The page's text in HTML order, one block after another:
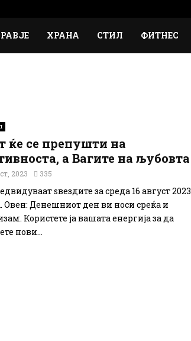
ХРАНА СТИЛ ФИТНЕС
ќе се препушти на
а Вагите на љубовта
2023 335
ѕвездите за среда 16 август 2023
Овен: Денешниот ден ви носи среќа и
Користете ја вашата енергија за да
нови...